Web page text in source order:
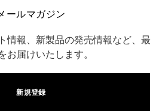
ールマガジン
情報、新製品の発売情報など、最
お届けいたします。
新規登録